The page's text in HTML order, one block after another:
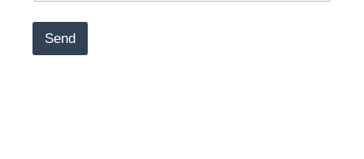
Send